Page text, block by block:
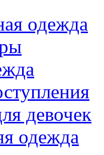
одежда
девочек
одежда